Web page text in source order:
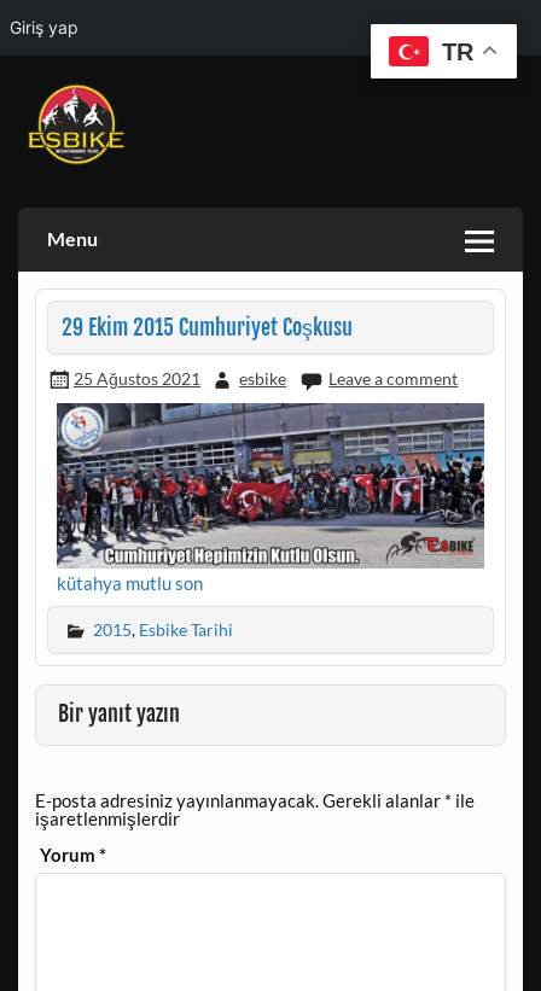
Giriş yap
Skip
content
Menu
29 Ekim 2015 Cumhuriyet Coşkusu
25 Ağustos 2021 esbike Leave a comment
kütahya mutlu son
2015, Esbike Tarihi
Bir yanıt yazın
E-posta adresiniz yayınlanmayacak. Gerekli alanlar * ile
işaretlenmişlerdir
Yorum*
TR